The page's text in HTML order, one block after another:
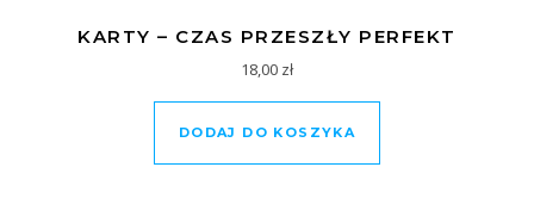
KARTY – CZAS PRZESZŁY PERFEKT
18,00 zł
DODAJ DO KOSZYKA